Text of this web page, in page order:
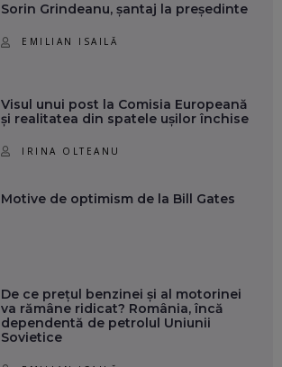
Sorin Grindeanu, șantaj la președinte
EMILIAN ISAILĂ
Visul unui post la Comisia Europeană
și realitatea din spatele ușilor închise
IRINA OLTEANU
Motive de optimism de la Bill Gates
De ce prețul benzinei și al motorinei
va rămâne ridicat? România, încă
dependentă de petrolul Uniunii
Sovietice